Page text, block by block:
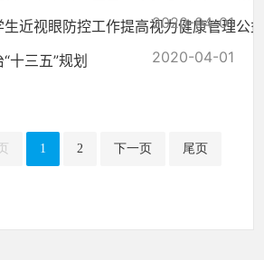
近视眼防控工作提高视力健康管理公
2020-04-01
十三五”规划 2020-04-01
1 2 下一页 尾页